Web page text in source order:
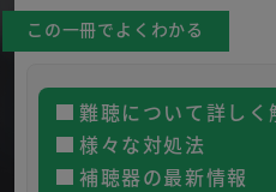
この一冊でよくわかる
難聴について詳しく
様々な対処法
補聴器の最新情報